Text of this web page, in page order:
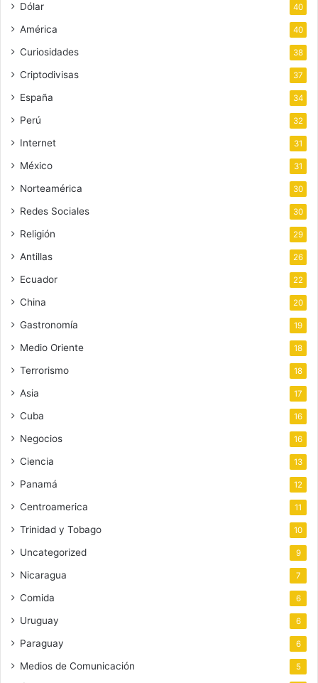
Dólar 40
América 40
Curiosidades 38
Criptodivisas 37
España 34
Perú 32
Internet 31
México 31
Norteamérica 30
Redes Sociales 30
Religión 29
Antillas 26
Ecuador 22
China 20
Gastronomía 19
Medio Oriente 18
Terrorismo 18
Asia 17
Cuba 16
Negocios 16
Ciencia 13
Panamá 12
Centroamerica 11
Trinidad y Tobago 10
Uncategorized 9
Nicaragua 7
Comida 6
Uruguay 6
Paraguay 6
Medios de Comunicación 5